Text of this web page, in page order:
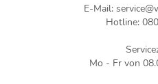
E-Mail:
Hotline:
Mo - Fr von